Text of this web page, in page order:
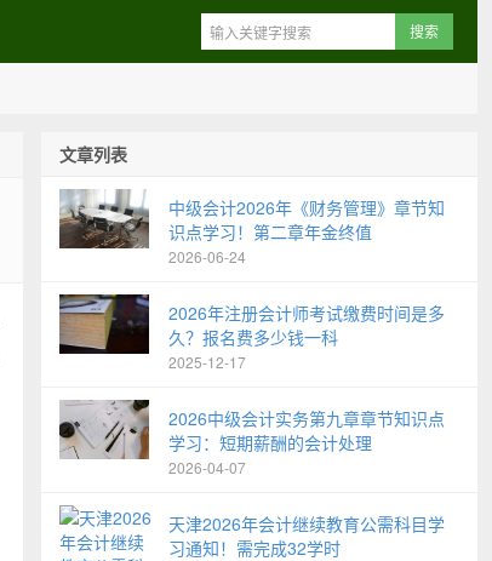
文章列表
中级会计2026年《财务管理》章节知
识点学习！第二章年金终值
2026-06-24
2026年注册会计师考试缴费时间是多
久？报名费多少钱一科
2025-12-17
2026中级会计实务第九章章节知识点
学习：短期薪酬的会计处理
2026-04-07
天津2026年会计继续教育公需科目学
习通知！需完成32学时